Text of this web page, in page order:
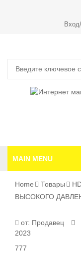
MAIN MENU
Home Товары
ВЫСОКОГО
777
от: Продавец
2023
777